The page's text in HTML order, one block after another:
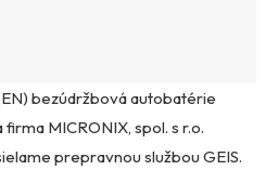
bezúdržbová autobatérie
MICRONIX, spol. s r.o.
prepravnou službou GEIS.